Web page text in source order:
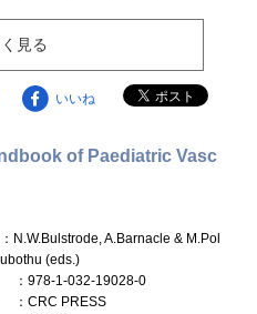
見る
いいね
of Paediatric Vasc
：N.W.Bulstrode, A.Barnacle & M.Pol
ubothu (eds.)
：978-1-032-19028-0
：CRC PRESS